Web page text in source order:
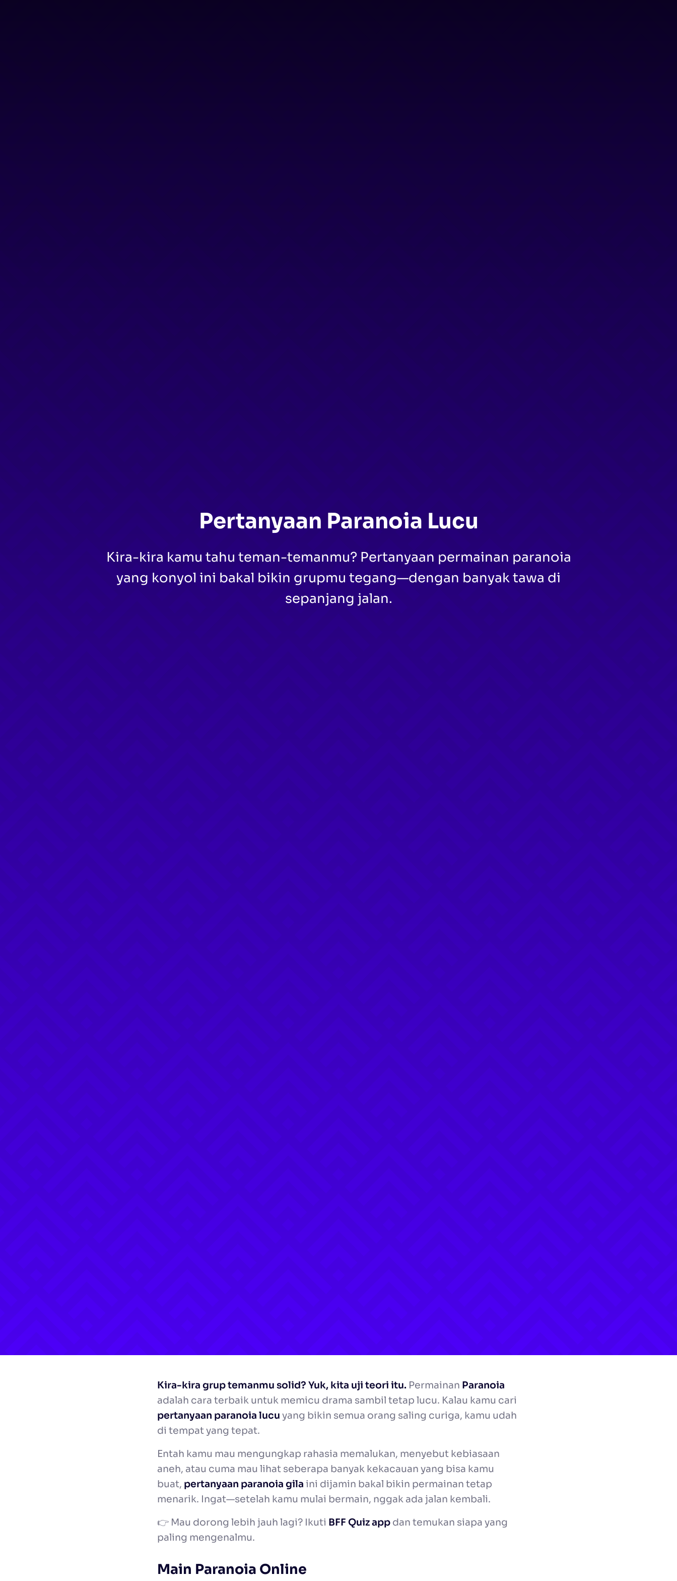
Pertanyaan Paranoia Lucu
Kira-kira kamu tahu teman-temanmu? Pertanyaan permainan paranoia
yang konyol ini bakal bikin grupmu tegang—dengan banyak tawa di
sepanjang jalan.
Kira-kira grup temanmu solid? Yuk, kita uji teori itu. Permainan Paranoia
adalah cara terbaik untuk memicu drama sambil tetap lucu. Kalau kamu cari
pertanyaan paranoia lucu yang bikin semua orang saling curiga, kamu udah
di tempat yang tepat.
Entah kamu mau mengungkap rahasia memalukan, menyebut kebiasaan
aneh, atau cuma mau lihat seberapa banyak kekacauan yang bisa kamu
buat, pertanyaan paranoia gila ini dijamin bakal bikin permainan tetap
menarik. Ingat—setelah kamu mulai bermain, nggak ada jalan kembali.
👉 Mau dorong lebih jauh lagi? Ikuti BFF Quiz app dan temukan siapa yang
paling mengenalmu.
Main Paranoia Online